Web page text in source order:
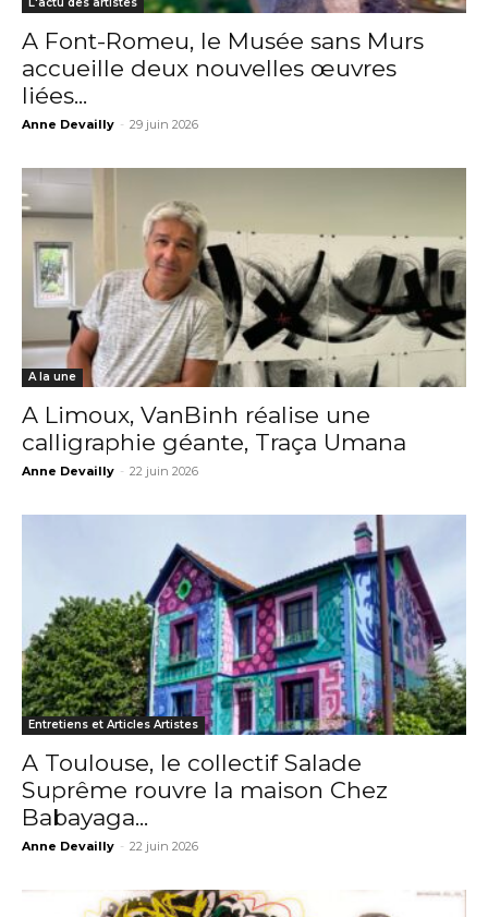
A Font-Romeu, le Musée sans Murs
accueille deux nouvelles œuvres
liées...
Anne Devailly - 29 juin 2026
A la une
A Limoux, VanBinh réalise une
calligraphie géante, Traça Umana
Anne Devailly - 22 juin 2026
Entretiens et Articles Artistes
A Toulouse, le collectif Salade
Suprême rouvre la maison Chez
Babayaga...
Anne Devailly - 22 juin 2026